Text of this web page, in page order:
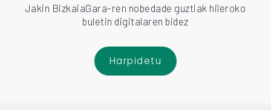
Jakin BizkaiaGara-ren nobedade guztiak hileroko
buletin digitalaren bidez
Harpidetu